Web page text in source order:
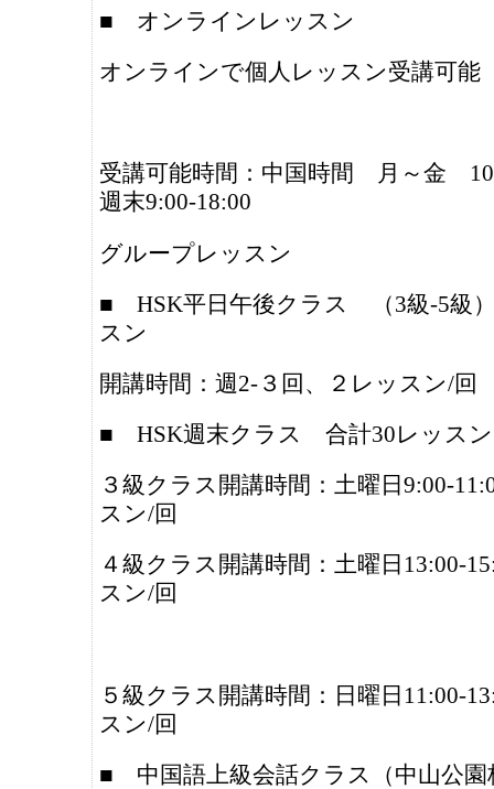
■ オンラインレッスン
オンラインで個人レッスン受講可能
受講可能時間：中国時間 月～金
週末9:00-18:00
グループレッスン
■ HSK平日午後クラス （3級-5級
スン
開講時間：週2‐３回、２レッスン/回
■ HSK週末クラス 合計30レッスン
３級クラス開講時間：土曜日9:00-
スン/回
４級クラス開講時間：土曜日13:00-
スン/回
５級クラス開講時間：日曜日11:00-
スン/回
■ 中国語上級会話クラス（中山公園